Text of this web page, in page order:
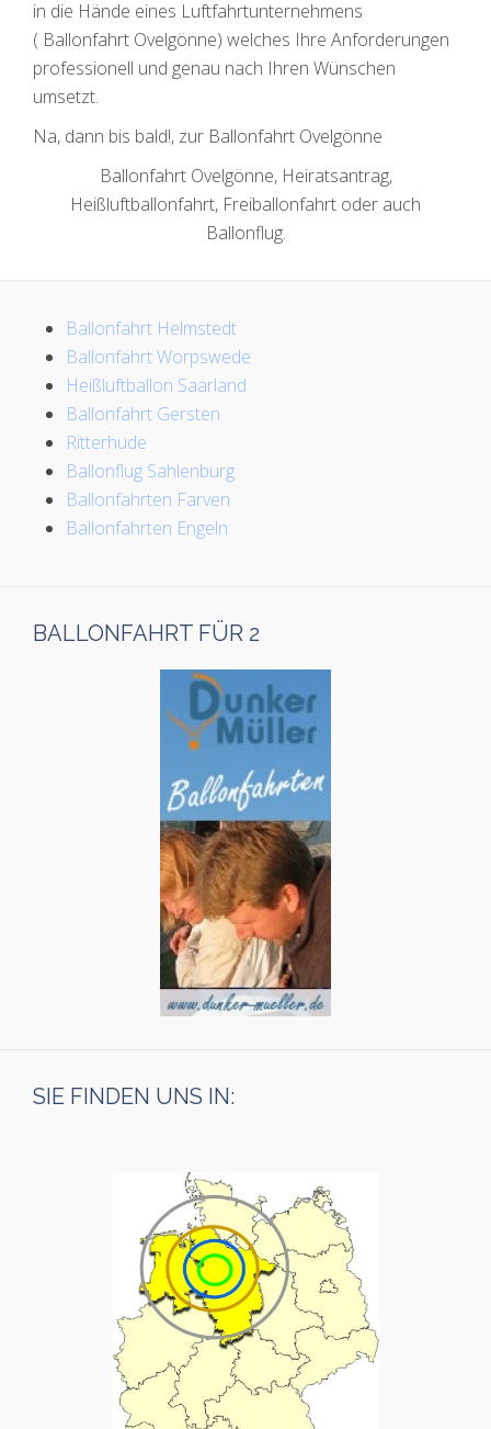
in die Hände eines Luftfahrtunternehmens
( Ballonfahrt Ovelgönne) welches Ihre Anforderungen
professionell und genau nach Ihren Wünschen
umsetzt.
Na, dann bis bald!, zur Ballonfahrt Ovelgönne
Ballonfahrt Ovelgönne, Heiratsantrag,
Heißluftballonfahrt, Freiballonfahrt oder auch
Ballonflug.
Ballonfahrt Helmstedt
Ballonfahrt Worpswede
Heißluftballon Saarland
Ballonfahrt Gersten
Ritterhude
Ballonflug Sahlenburg
Ballonfahrten Farven
Ballonfahrten Engeln
BALLONFAHRT FÜR 2
SIE FINDEN UNS IN: